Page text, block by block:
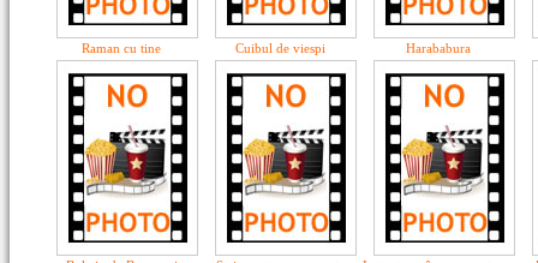
Raman cu tine Cuibul de viespi Harababura